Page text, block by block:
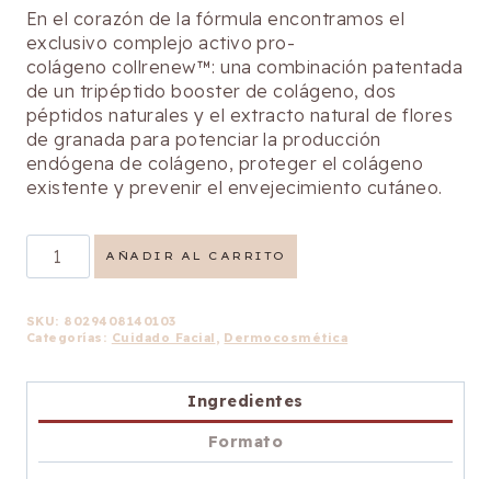
En el corazón de la fórmula encontramos el
exclusivo complejo activo pro-
colágeno collrenew™: una combinación patentada
de un tripéptido booster de colágeno, dos
péptidos naturales y el extracto natural de flores
de granada para potenciar la producción
endógena de colágeno, proteger el colágeno
existente y prevenir el envejecimiento cutáneo.
Sérum
Lifting
AÑADIR AL CARRITO
SKU: 8029408140103
Categorías: Cuidado Facial , Dermocosmética
Ingredientes
Formato